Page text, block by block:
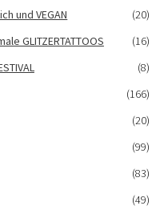
und VEGAN
(20)
GLITZERTATTOOS
(16)
(8)
(166)
(20)
(99)
(83)
(49)